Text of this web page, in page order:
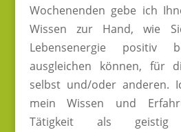
Wochenenden gebe ich
Wissen zur Hand, wie
Lebensenergie positiv
ausgleichen können, für
selbst und/oder anderen.
mein Wissen und
Tätigkeit als geistig -/